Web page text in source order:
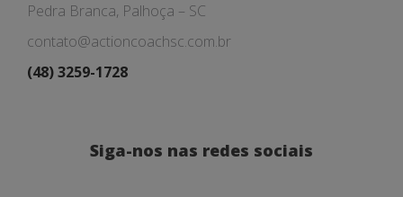
Pedra Branca, Palhoça – SC
contato@actioncoachsc.com.br
(48) 3259-1728
Siga-nos nas redes sociais